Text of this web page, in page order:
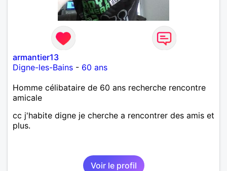
armantier13
Digne-les-Bains - 60 ans
Homme célibataire de 60 ans recherche rencontre
amicale
cc j'habite digne je cherche a rencontrer des amis et
plus.
Voir le profil